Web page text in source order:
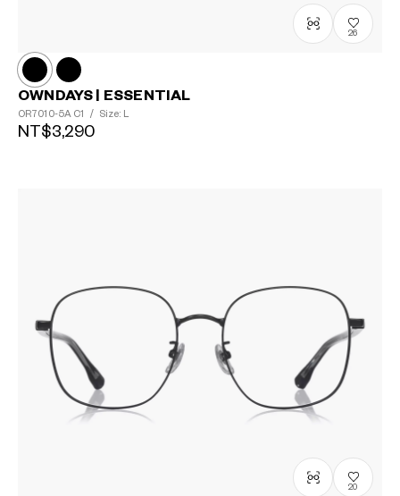
26
OWNDAYS | ESSENTIAL
OR7010-5A C1 / Size: L
NT$3,290
20